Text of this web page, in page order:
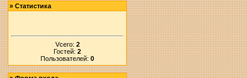
»Статистика
Vсего: 2
Гостей:2
Пользователей:0